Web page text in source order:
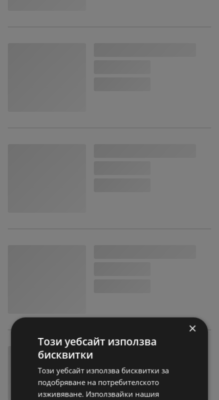
×
Този уебсайт използва
бисквитки
Този уебсайт използва бисквитки за
подобряване на потребителското
изживяване. Използвайки нашия